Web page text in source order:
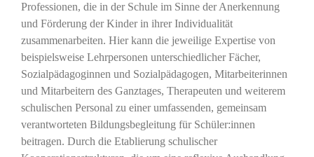
Professionen, die in der Schule im Sinne der Anerkennung
und Förderung der Kinder in ihrer Individualität
zusammenarbeiten. Hier kann die jeweilige Expertise von
beispielsweise Lehrpersonen unterschiedlicher Fächer,
Sozialpädagoginnen und Sozialpädagogen, Mitarbeiterinnen
und Mitarbeitern des Ganztages, Therapeuten und weiterem
schulischen Personal zu einer umfassenden, gemeinsam
verantworteten Bildungsbegleitung für Schüler:innen
beitragen. Durch die Etablierung schulischer